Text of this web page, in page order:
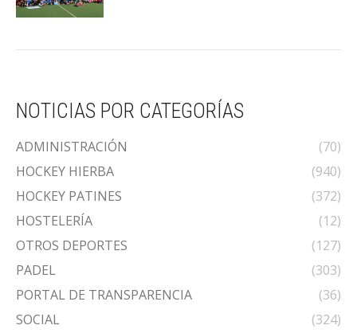
NOTICIAS POR CATEGORÍAS
ADMINISTRACIÓN
(70)
HOCKEY HIERBA
(940)
HOCKEY PATINES
(372)
HOSTELERÍA
(12)
OTROS DEPORTES
(127)
PADEL
(303)
PORTAL DE TRANSPARENCIA
(36)
SOCIAL
(324)